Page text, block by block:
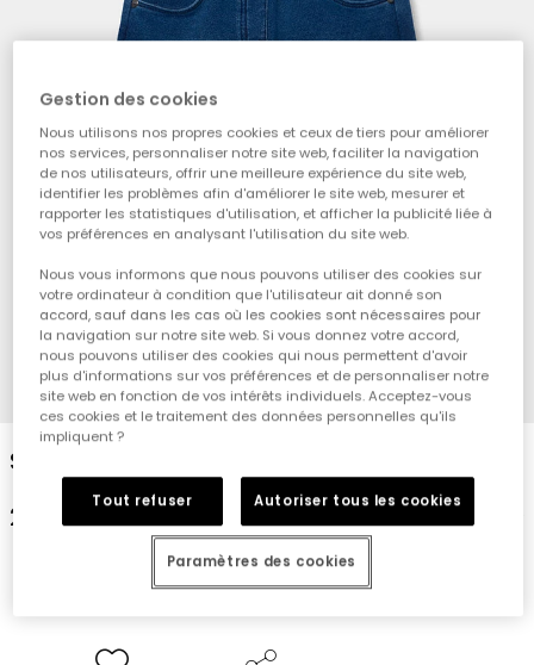
1 2 3 4
Short en molleton denim bleu
22,95 €
Gestion des cookies
Nous utilisons nos propres cookies et ceux de tiers pour améliorer
nos services, personnaliser notre site web, faciliter la navigation
de nos utilisateurs, offrir une meilleure expérience du site web,
identifier les problèmes afin d'améliorer le site web, mesurer et
rapporter les statistiques d'utilisation, et afficher la publicité liée à
vos préférences en analysant l'utilisation du site web.
Nous vous informons que nous pouvons utiliser des cookies sur
votre ordinateur à condition que l'utilisateur ait donné son
accord, sauf dans les cas où les cookies sont nécessaires pour
la navigation sur notre site web. Si vous donnez votre accord,
nous pouvons utiliser des cookies qui nous permettent d'avoir
plus d'informations sur vos préférences et de personnaliser notre
site web en fonction de vos intérêts individuels. Acceptez-vous
ces cookies et le traitement des données personnelles qu'ils
impliquent ?
Tout refuser Autoriser tous les cookies
Paramètres des cookies